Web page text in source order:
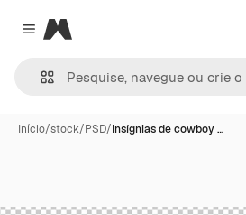
Close menu
Magnific
Início/stock/PSD/Insígnias de cowboy …